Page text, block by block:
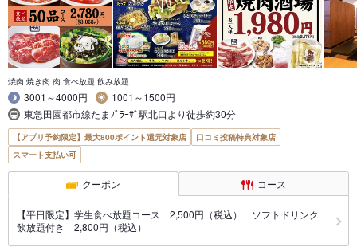
焼肉 焼き肉 肉 食べ放題 飲み放題
3001～4000円
1001～1500円
東急田園都市線たまﾌﾟﾗｰｻﾞ駅北口より徒歩約30分
【アプリ予約限定】最大800ポイント還元対象店
口コミ投稿特典対象店
スマート支払い可
クーポン コース
【平日限定】学生食べ放題コース 2,500円（税込） ソフトドリンク
飲放題付き 2,800円（税込）